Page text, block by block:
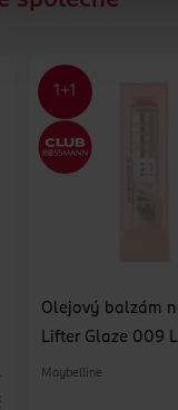
Olejový balzám
Lifter Glaze 009
crush
Maybelline